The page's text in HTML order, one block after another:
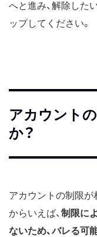
へと進み、解除した
ップしてください。
アカウント
か？
アカウントの制限が
からいえば、制限に
ないため、バレる可